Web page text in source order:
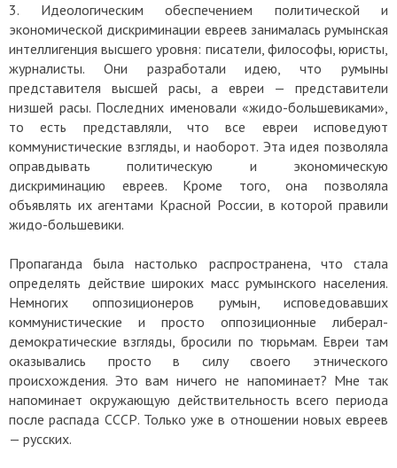
3. Идеологическим обеспечением политической и
экономической дискриминации евреев занималась румынская
интеллигенция высшего уровня: писатели, философы, юристы,
журналисты. Они разработали идею, что румыны
представителя высшей расы, а евреи — представители
низшей расы. Последних именовали «жидо-большевиками»,
то есть представляли, что все евреи исповедуют
коммунистические взгляды, и наоборот. Эта идея позволяла
оправдывать политическую и экономическую
дискриминацию евреев. Кроме того, она позволяла
объявлять их агентами Красной России, в которой правили
жидо-большевики.
Пропаганда была настолько распространена, что стала
определять действие широких масс румынского населения.
Немногих оппозиционеров румын, исповедовавших
коммунистические и просто оппозиционные либерал-
демократические взгляды, бросили по тюрьмам. Евреи там
оказывались просто в силу своего этнического
происхождения. Это вам ничего не напоминает? Мне так
напоминает окружающую действительность всего периода
после распада СССР. Только уже в отношении новых евреев
— русских.